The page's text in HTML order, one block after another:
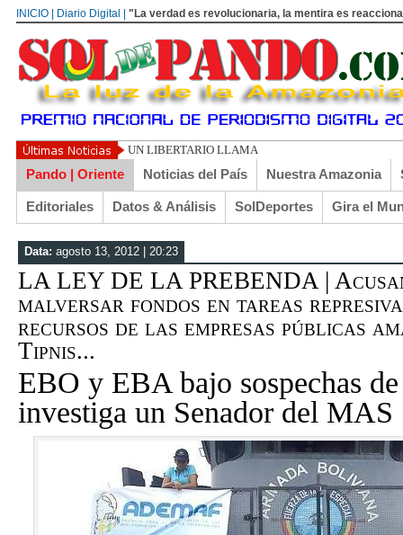
INICIO | Diario Digital | "La verdad es revolucionaria, la mentira es
UN LIBERTARIO LLAMADO EL TURI TORRICO
Pando | Oriente Noticias del País Nuestra Amazonia
Editoriales Datos & Análisis SolDeportes Gira el
Data: agosto 13, 2012 | 20:23
LA LEY DE LA PREBENDA |
malversar fondos en tareas
recursos de las empresas públicas
Tipnis...
EBO y EBA bajo sospechas
investiga un Senador del MAS